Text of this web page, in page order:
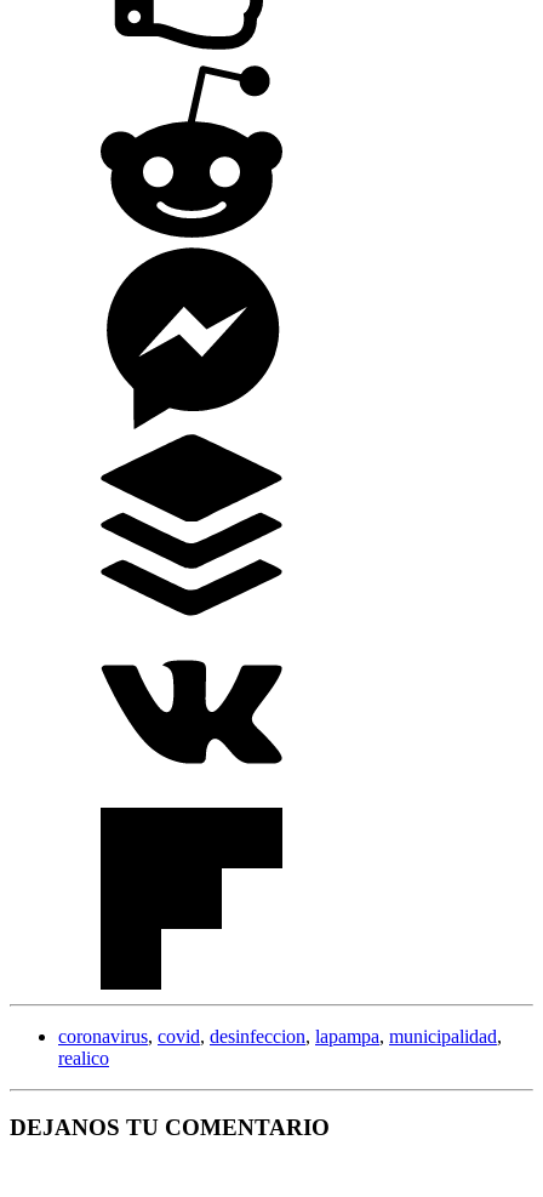
coronavirus, covid, desinfeccion, lapampa, municipalidad,
realico
DEJANOS TU COMENTARIO